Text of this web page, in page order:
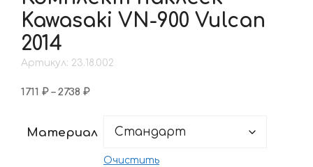
Kawasaki VN-900 Vulcan
2014
Артикул: 23.18.002
1711 ₽ – 2738 ₽Диапазон
–
Материал
Очистить